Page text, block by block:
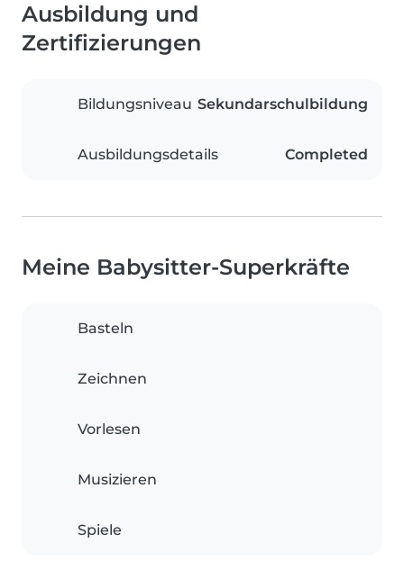
Ausbildung und
Zertifizierungen
Bildungsniveau Sekundarschulbildung
Ausbildungsdetails Completed
Meine Babysitter-Superkräfte
Basteln
Zeichnen
Vorlesen
Musizieren
Spiele